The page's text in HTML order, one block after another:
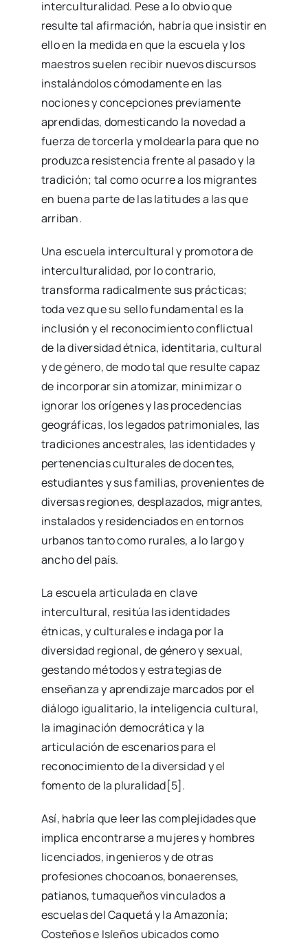
interculturalidad. Pese a lo obvio que
resulte tal afirmación, habría que insistir en
ello en la medida en que la escuela y los
maestros suelen recibir nuevos discursos
instalándolos cómodamente en las
nociones y concepciones previamente
aprendidas, domesticando la novedad a
fuerza de torcerla y moldearla para que no
produzca resistencia frente al pasado y la
tradición; tal como ocurre a los migrantes
en buena parte de las latitudes a las que
arriban.
Una escuela intercultural y promotora de
interculturalidad, por lo contrario,
transforma radicalmente sus prácticas;
toda vez que su sello fundamental es la
inclusión y el reconocimiento conflictual
de la diversidad étnica, identitaria, cultural
y de género, de modo tal que resulte capaz
de incorporar sin atomizar, minimizar o
ignorar los orígenes y las procedencias
geográficas, los legados patrimoniales, las
tradiciones ancestrales, las identidades y
pertenencias culturales de docentes,
estudiantes y sus familias, provenientes de
diversas regiones, desplazados, migrantes,
instalados y residenciados en entornos
urbanos tanto como rurales, a lo largo y
ancho del país.
La escuela articulada en clave
intercultural, resitúa las identidades
étnicas, y culturales e indaga por la
diversidad regional, de género y sexual,
gestando métodos y estrategias de
enseñanza y aprendizaje marcados por el
diálogo igualitario, la inteligencia cultural,
la imaginación democrática y la
articulación de escenarios para el
reconocimiento de la diversidad y el
fomento de la pluralidad[5].
Así, habría que leer las complejidades que
implica encontrarse a mujeres y hombres
licenciados, ingenieros y de otras
profesiones chocoanos, bonaerenses,
patianos, tumaqueños vinculados a
escuelas del Caquetá y la Amazonía;
Costeños e Isleños ubicados como